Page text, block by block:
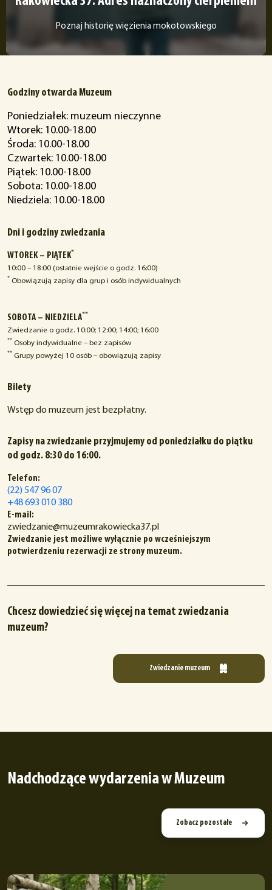
Poznaj historię więzienia mokotowskiego
Godziny otwarcia Muzeum
Poniedziałek: muzeum nieczynne
Wtorek: 10.00-18.00
Środa: 10.00-18.00
Czwartek: 10.00-18.00
Piątek: 10.00-18.00
Sobota: 10.00-18.00
Niedziela: 10.00-18.00
Dni i godziny zwiedzania
WTOREK – PIĄTEK*
10:00 – 18:00 (ostatnie wejście o godz. 16:00)
* Obowiązują zapisy dla grup i osób indywidualnych
SOBOTA – NIEDZIELA**
Zwiedzanie o godz. 10:00; 12:00; 14:00; 16:00
** Osoby indywidualne – bez zapisów
** Grupy powyżej 10 osób – obowiązują zapisy
Bilety
Wstęp do muzeum jest bezpłatny.
Zapisy na zwiedzanie przyjmujemy od poniedziałku do piątku
od godz. 8:30 do 16:00.
Telefon:
(22) 547 96 07
+48 693 010 380
E-mail:
zwiedzanie@muzeumrakowiecka37.pl
Zwiedzanie jest możliwe wyłącznie po wcześniejszym
potwierdzeniu rezerwacji ze strony muzeum.
Chcesz dowiedzieć się więcej na temat zwiedzania
muzeum?
Zwiedzanie muzeum
Nadchodzące wydarzenia w Muzeum
Zobacz pozostałe